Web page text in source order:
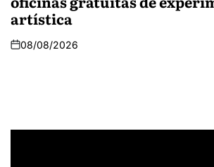
artística
08/08/2026